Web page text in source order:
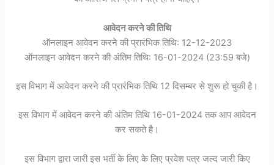
आवेदन करने की तिथि
ऑनलाइन आवेदन करने की प्रारंभिक तिथि: 12-12-2023
ऑनलाइन आवेदन करने की अंतिम तिथि: 16-01-2024 (23:59 बजे)
इस विभाग में आवेदन करने की प्रारंभिक तिथि 12 दिसम्बर से शुरू हो चुकी है।
इस विभाग में आवेदन करने की अंतिम तिथि 16-01-2024 तक आप आवेदन
कर सकते है।
इस विभाग द्वारा जारी इस भर्ती के लिए के लिए प्रवेश पत्र जल्द जारी किए